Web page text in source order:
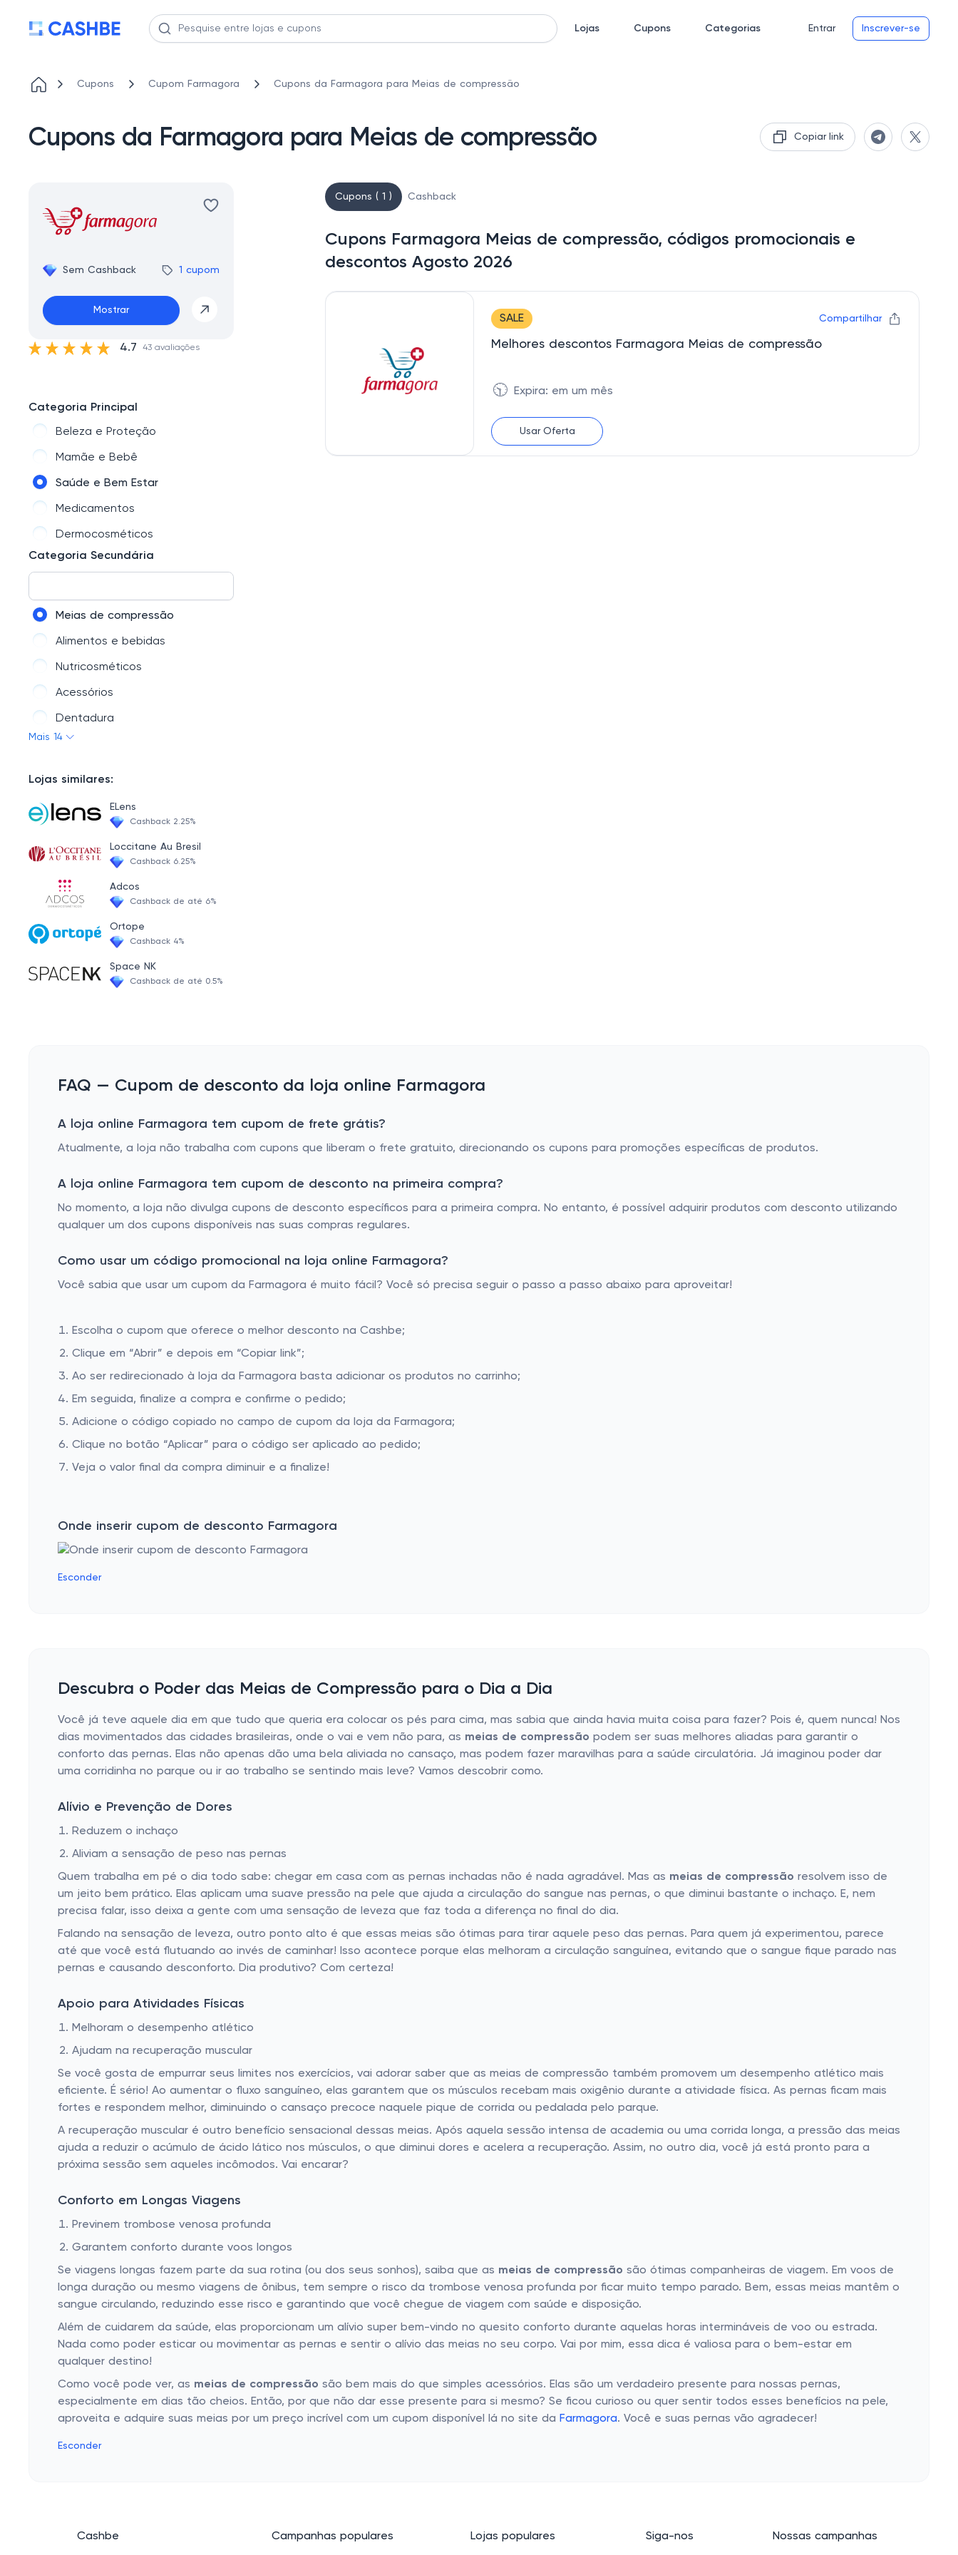
Lojas Cupons Categorias Entrar Inscrever-se
Cupons Cupom Farmagora Cupons da Farmagora para Meias de compressão
Cupons da Farmagora para Meias de compressão Copiar link
Sem Cashback 1 cupom
Mostrar
4.7 43 avaliações
Categoria Principal
Beleza e Proteção
Mamãe e Bebê
Saúde e Bem Estar
Medicamentos
Dermocosméticos
Categoria Secundária
Meias de compressão
Alimentos e bebidas
Nutricosméticos
Acessórios
Dentadura
Preservativos e lubrificantes
Fitoterápicos e Homeopáticos
Mel e Própolis
Dilatador nasal
Lentes e acessórios
Mais 14
Lojas similares:
ELens
Cashback 2.25%
Loccitane Au Bresil
Cashback 6.25%
Adcos
Cashback de até 6%
Ortope
Cashback 4%
Space NK
Cashback de até 0.5%
Cupons ( 1 ) Cashback
Cupons Farmagora Meias de compressão, códigos promocionais e
descontos Agosto 2026
SALE Compartilhar
Melhores descontos Farmagora Meias de compressão
🕥 Expira: em um mês
Usar Oferta
FAQ — Cupom de desconto da loja online Farmagora
A loja online Farmagora tem cupom de frete grátis?
Atualmente, a loja não trabalha com cupons que liberam o frete gratuito, direcionando os cupons para promoções específicas de produtos.
A loja online Farmagora tem cupom de desconto na primeira compra?
No momento, a loja não divulga cupons de desconto específicos para a primeira compra. No entanto, é possível adquirir produtos com desconto utilizando
qualquer um dos cupons disponíveis nas suas compras regulares.
Como usar um código promocional na loja online Farmagora?
Você sabia que usar um cupom da Farmagora é muito fácil? Você só precisa seguir o passo a passo abaixo para aproveitar!
Escolha o cupom que oferece o melhor desconto na Cashbe;
Clique em “Abrir” e depois em “Copiar link”;
Ao ser redirecionado à loja da Farmagora basta adicionar os produtos no carrinho;
Em seguida, finalize a compra e confirme o pedido;
Adicione o código copiado no campo de cupom da loja da Farmagora;
Clique no botão “Aplicar” para o código ser aplicado ao pedido;
Veja o valor final da compra diminuir e a finalize!
Onde inserir cupom de desconto Farmagora
Esconder
Descubra o Poder das Meias de Compressão para o Dia a Dia
Você já teve aquele dia em que tudo que queria era colocar os pés para cima, mas sabia que ainda havia muita coisa para fazer? Pois é, quem nunca! Nos
dias movimentados das cidades brasileiras, onde o vai e vem não para, as meias de compressão podem ser suas melhores aliadas para garantir o
conforto das pernas. Elas não apenas dão uma bela aliviada no cansaço, mas podem fazer maravilhas para a saúde circulatória. Já imaginou poder dar
uma corridinha no parque ou ir ao trabalho se sentindo mais leve? Vamos descobrir como.
Alívio e Prevenção de Dores
Reduzem o inchaço
Aliviam a sensação de peso nas pernas
Quem trabalha em pé o dia todo sabe: chegar em casa com as pernas inchadas não é nada agradável. Mas as meias de compressão resolvem isso de
um jeito bem prático. Elas aplicam uma suave pressão na pele que ajuda a circulação do sangue nas pernas, o que diminui bastante o inchaço. E, nem
precisa falar, isso deixa a gente com uma sensação de leveza que faz toda a diferença no final do dia.
Falando na sensação de leveza, outro ponto alto é que essas meias são ótimas para tirar aquele peso das pernas. Para quem já experimentou, parece
até que você está flutuando ao invés de caminhar! Isso acontece porque elas melhoram a circulação sanguínea, evitando que o sangue fique parado nas
pernas e causando desconforto. Dia produtivo? Com certeza!
Apoio para Atividades Físicas
Melhoram o desempenho atlético
Ajudam na recuperação muscular
Se você gosta de empurrar seus limites nos exercícios, vai adorar saber que as meias de compressão também promovem um desempenho atlético mais
eficiente. É sério! Ao aumentar o fluxo sanguíneo, elas garantem que os músculos recebam mais oxigênio durante a atividade física. As pernas ficam mais
fortes e respondem melhor, diminuindo o cansaço precoce naquele pique de corrida ou pedalada pelo parque.
A recuperação muscular é outro benefício sensacional dessas meias. Após aquela sessão intensa de academia ou uma corrida longa, a pressão das meias
ajuda a reduzir o acúmulo de ácido lático nos músculos, o que diminui dores e acelera a recuperação. Assim, no outro dia, você já está pronto para a
próxima sessão sem aqueles incômodos. Vai encarar?
Conforto em Longas Viagens
Previnem trombose venosa profunda
Garantem conforto durante voos longos
Se viagens longas fazem parte da sua rotina (ou dos seus sonhos), saiba que as meias de compressão são ótimas companheiras de viagem. Em voos de
longa duração ou mesmo viagens de ônibus, tem sempre o risco da trombose venosa profunda por ficar muito tempo parado. Bem, essas meias mantêm o
sangue circulando, reduzindo esse risco e garantindo que você chegue de viagem com saúde e disposição.
Além de cuidarem da saúde, elas proporcionam um alívio super bem-vindo no quesito conforto durante aquelas horas intermináveis de voo ou estrada.
Nada como poder esticar ou movimentar as pernas e sentir o alívio das meias no seu corpo. Vai por mim, essa dica é valiosa para o bem-estar em
qualquer destino!
Como você pode ver, as meias de compressão são bem mais do que simples acessórios. Elas são um verdadeiro presente para nossas pernas,
especialmente em dias tão cheios. Então, por que não dar esse presente para si mesmo? Se ficou curioso ou quer sentir todos esses benefícios na pele,
aproveita e adquire suas meias por um preço incrível com um cupom disponível lá no site da Farmagora. Você e suas pernas vão agradecer!
Esconder
Cashbe Campanhas populares Lojas populares Siga-nos Nossas campanhas